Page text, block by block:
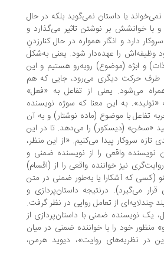
یا داستان نمی‌گوید بلکه در حال
بر نوشتن تاثیر می‌گذارد و
و انگار همواره در حال کنارزدنِ
را عهده‌دار شود. یعنی به‌شکل
(‌موضوع) ‌روبه‌رو هستیم و این
دیگری می‌رود، ‌جایی که هم
یعنی از تفاعل به «فعل»
به این معنا که سوژه نویسنده
با موضوع (ماده نوشتار) و به آن
(دیسکور) را می‌دهد. تا در این
پیدا می‌کنیم. «از این منظر،
واقعی را از نویسنده ضمنی و
نیز خواننده واقعی را از (‌اقسام)
آشکارا یا به‌طور ضمنی در متن
درنتیجه داستان‌پردازی و
از تعامل روایی در نظر گرفت.
ضمنی با داستان‌پردازی از
خود را با خواننده ضمنی در میان
روایت»، دیوید هرمن،